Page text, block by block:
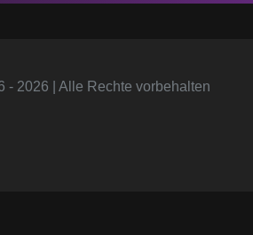
- 2026 | Alle Rechte vorbehalten